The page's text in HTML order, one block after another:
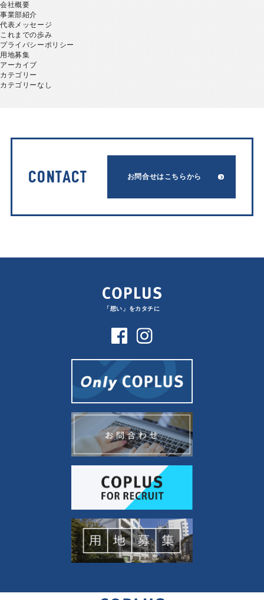
会社概要
事業部紹介
代表メッセージ
これまでの歩み
プライバシーポリシー
用地募集
アーカイブ
カテゴリー
カテゴリーなし
CONTACT お問合せはこちらから
「想い」をカタチに